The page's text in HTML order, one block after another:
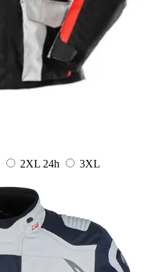
2XL 24h
3XL